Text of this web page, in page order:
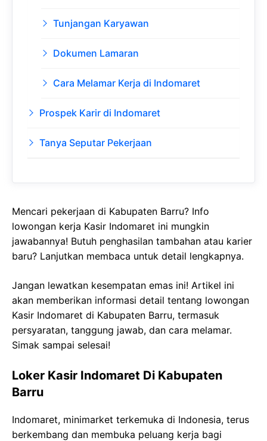
Tunjangan Karyawan
Dokumen Lamaran
Cara Melamar Kerja di Indomaret
Prospek Karir di Indomaret
Tanya Seputar Pekerjaan
Mencari pekerjaan di Kabupaten Barru? Info
lowongan kerja Kasir Indomaret ini mungkin
jawabannya! Butuh penghasilan tambahan atau karier
baru? Lanjutkan membaca untuk detail lengkapnya.
Jangan lewatkan kesempatan emas ini! Artikel ini
akan memberikan informasi detail tentang lowongan
Kasir Indomaret di Kabupaten Barru, termasuk
persyaratan, tanggung jawab, dan cara melamar.
Simak sampai selesai!
Loker Kasir Indomaret Di Kabupaten
Barru
Indomaret, minimarket terkemuka di Indonesia, terus
berkembang dan membuka peluang kerja bagi